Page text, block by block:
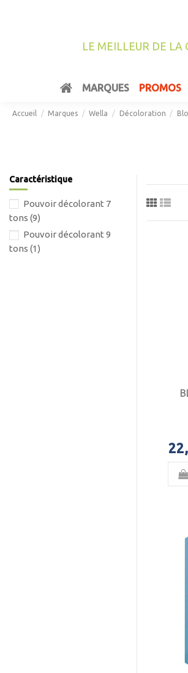
LE MEILLEUR DE LA
MARQUES PROMOS
Accueil Marques Wella Décoloration
Caractéristique
Pouvoir décolorant 7
tons (9)
Pouvoir décolorant 9
tons (1)